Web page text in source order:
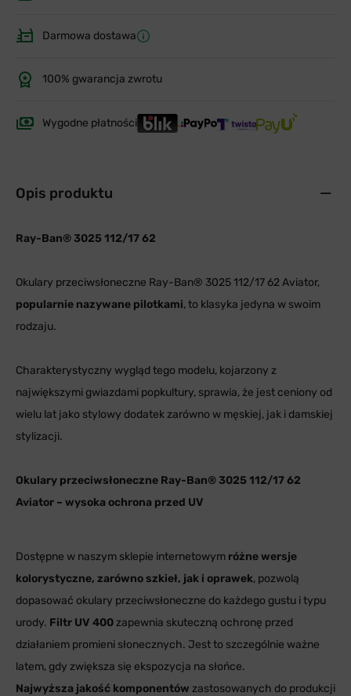
Darmowa dostawa
100% gwarancja zwrotu
Wygodne płatności
Opis produktu
Ray-Ban®3025 112/17 62
Okulary przeciwsłoneczne Ray-Ban® 3025 112/17 62 Aviator,
popularnie nazywane pilotkami, to klasyka jedyna w swoim
rodzaju.
Charakterystyczny wygląd tego modelu, kojarzony z
największymi gwiazdami popkultury, sprawia, że jest ceniony od
wielu lat jako stylowy dodatek zarówno w męskiej, jak i damskiej
stylizacji.
Okulary przeciwsłoneczne Ray-Ban® 3025 112/17 62
Aviator – wysoka ochrona przed UV
Dostępne w naszym sklepie internetowym różne wersje
kolorystyczne, zarówno szkieł, jak i oprawek, pozwolą
dopasować okulary przeciwsłoneczne do każdego gustu i typu
urody. Filtr UV 400zapewnia skuteczną ochronę przed
działaniem promieni słonecznych. Jest to szczególnie ważne
latem, gdy zwiększa się ekspozycja na słońce.
Najwyższa jakość komponentów zastosowanych do produkcji